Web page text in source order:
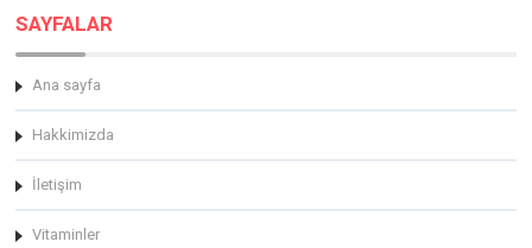
SAYFALAR
Ana sayfa
Hakkimizda
İletişim
Vitaminler